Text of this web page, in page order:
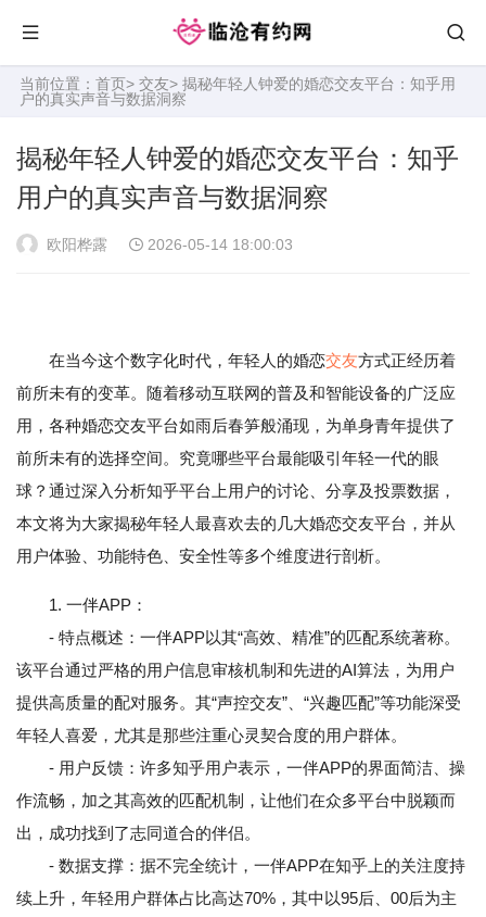
当前位置： 首页> 交友> 揭秘年轻人钟爱的婚恋交友平台：知乎用
户的真实声音与数据洞察
揭秘年轻人钟爱的婚恋交友平台：知乎
用户的真实声音与数据洞察
欧阳桦露 2026-05-14 18:00:03
在当今这个数字化时代，年轻人的婚恋交友方式正经历着
前所未有的变革。随着移动互联网的普及和智能设备的广泛应
用，各种婚恋交友平台如雨后春笋般涌现，为单身青年提供了
前所未有的选择空间。究竟哪些平台最能吸引年轻一代的眼
球？通过深入分析知乎平台上用户的讨论、分享及投票数据，
本文将为大家揭秘年轻人最喜欢去的几大婚恋交友平台，并从
用户体验、功能特色、安全性等多个维度进行剖析。
1. 一伴APP：
- 特点概述：一伴APP以其“高效、精准”的匹配系统著称。
该平台通过严格的用户信息审核机制和先进的AI算法，为用户
提供高质量的配对服务。其“声控交友”、“兴趣匹配”等功能深受
年轻人喜爱，尤其是那些注重心灵契合度的用户群体。
- 用户反馈：许多知乎用户表示，一伴APP的界面简洁、操
作流畅，加之其高效的匹配机制，让他们在众多平台中脱颖而
出，成功找到了志同道合的伴侣。
- 数据支撑：据不完全统计，一伴APP在知乎上的关注度持
续上升，年轻用户群体占比高达70%，其中以95后、00后为主